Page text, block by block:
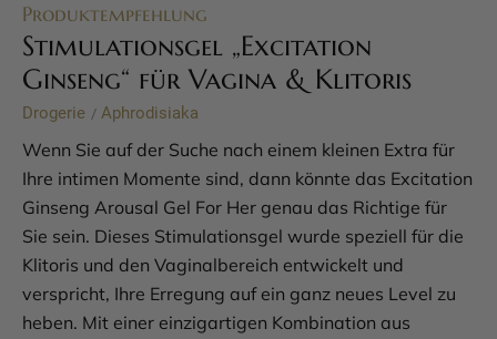
Produktempfehlung
Stimulationsgel „Excitation
Ginseng“ für Vagina & Klitoris
Drogerie / Aphrodisiaka
Wenn Sie auf der Suche nach einem kleinen Extra für
Ihre intimen Momente sind, dann könnte das Excitation
Ginseng Arousal Gel For Her genau das Richtige für
Sie sein. Dieses Stimulationsgel wurde speziell für die
Klitoris und den Vaginalbereich entwickelt und
verspricht, Ihre Erregung auf ein ganz neues Level zu
heben. Mit einer einzigartigen Kombination aus